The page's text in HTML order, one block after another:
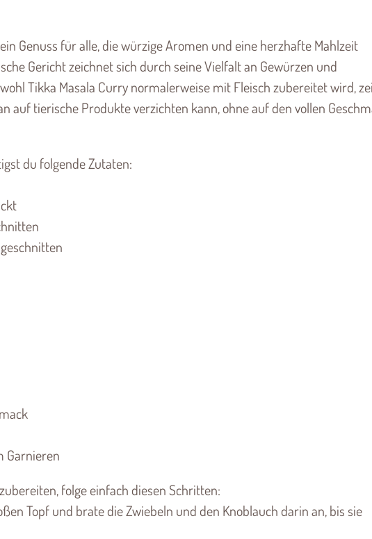
Genuss für alle, die würzige Aromen und eine herzhafte Mahlzeit
Gericht zeichnet sich durch seine Vielfalt an Gewürzen und
Tikka Masala Curry normalerweise mit Fleisch zubereitet wird,
auf tierische Produkte verzichten kann, ohne auf den vollen
du folgende Zutaten:
Garnieren
folge einfach diesen Schritten:
Topf und brate die Zwiebeln und den Knoblauch darin an, bis sie